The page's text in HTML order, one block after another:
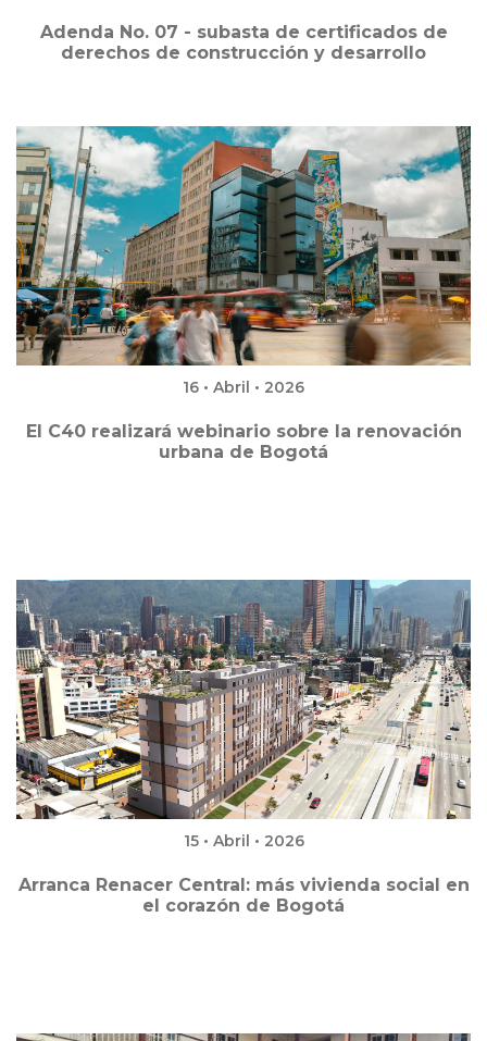
Adenda No. 07 - subasta de certificados de
derechos de construcción y desarrollo
16 • Abril • 2026
El C40 realizará webinario sobre la renovación
urbana de Bogotá
15 • Abril • 2026
Arranca Renacer Central: más vivienda social en
el corazón de Bogotá